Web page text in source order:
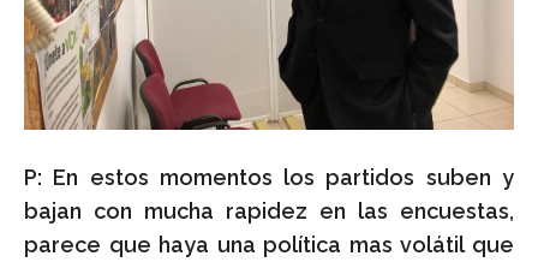
P: En estos momentos los partidos suben y
bajan con mucha rapidez en las encuestas,
parece que haya una política mas volátil que